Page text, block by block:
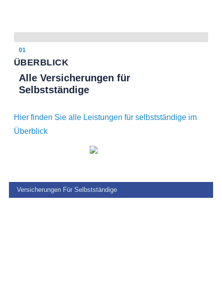
01
ÜBERBLICK
Alle Versicherungen für
Selbstständige
Hier finden Sie alle Leistungen für selbstständige im
Überblick
Versicherungen Für Selbstständige